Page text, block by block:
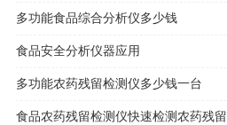
多功能食品综合分析仪多少钱
食品安全分析仪器应用
多功能农药残留检测仪多少钱一台
食品农药残留检测仪快速检测农药残留